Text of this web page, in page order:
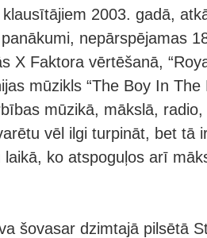
2003. gadā,
nepārspējamas
X Faktora vērtēšanā,
mūzikls “The Boy In The
mūzikā, mākslā,
vēl ilgi turpināt, bet tā
ko atspoguļos arī
šovasar dzimtajā pilsētā